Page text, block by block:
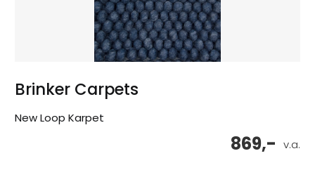
Brinker Carpets
New Loop Karpet
v.a.
869,-